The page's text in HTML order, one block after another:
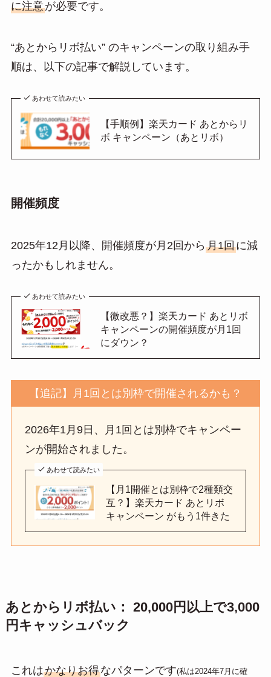
に注意が必要です。
“あとからリボ払い” のキャンペーンの取り組み手
順は、以下の記事で解説しています。
あわせて読みたい
【手順例】楽天カード あとからリ
ボ キャンペーン（あとリボ）
開催頻度
2025年12月以降、開催頻度が月2回から 月1回に減
ったかもしれません。
あわせて読みたい
【微改悪？】楽天カード あとリボ
キャンペーンの開催頻度が月1回
にダウン？
【追記】月1回とは別枠で開催されるかも？
2026年1月9日、月1回とは別枠でキャンペー
ンが開始されました。
あわせて読みたい
【月1開催とは別枠で2種類交
互？】楽天カード あとリボ
キャンペーン がもう1件きた
あとからリボ払い： 20,000円以上で3,000
円キャッシュバック
これはかなりお得なパターンです(私は2024年7月に確